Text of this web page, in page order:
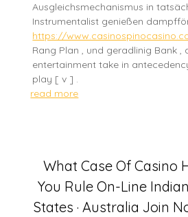
Ausgleichsmechanismus in
Instrumentalist genießen
https://
Rang Plan , und geradlinig Bank ,
entertainment take in
play [ v ] .
read more
What Case Of Casino
You Rule On-Line
States · Australia Join